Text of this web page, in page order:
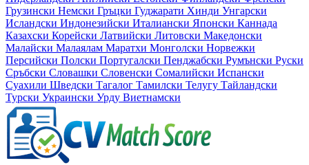
Грузински Немски Гръцки Гуджарати Хинди Унгарски
Исландски Индонезийски Италиански Японски Каннада
Казахски Корейски Латвийски Литовски Македонски
Малайски Малаялам Маратхи Монголски Норвежки
Персийски Полски Португалски Пенджабски Румънски Руски
Сръбски Словашки Словенски Сомалийски Испански
Суахили Шведски Тагалог Тамилски Телугу Тайландски
Турски Украински Урду Виетнамски